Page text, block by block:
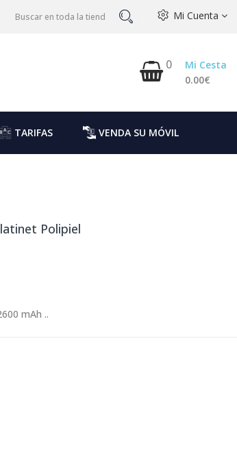
Mi Cuenta
0
Mi Cesta
0.00€
TARIFAS VENDA SU MÓVIL
Polipiel
mAh ..